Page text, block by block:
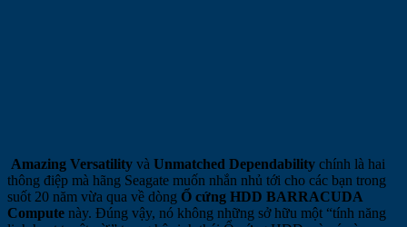
Amazing Versatility và Unmatched Dependability chính là hai
thông điệp mà hãng Seagate muốn nhắn nhủ tới cho các bạn trong
suốt 20 năm vừa qua về dòng Ổ cứng HDD BARRACUDA
Compute này. Đúng vậy, nó không những sở hữu một “tính năng